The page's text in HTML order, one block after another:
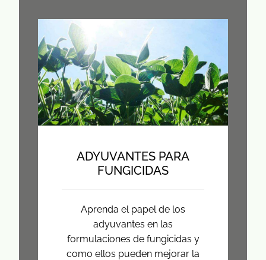
ADYUVANTES PARA
FUNGICIDAS
Aprenda el papel de los
adyuvantes en las
formulaciones de fungicidas y
como ellos pueden mejorar la